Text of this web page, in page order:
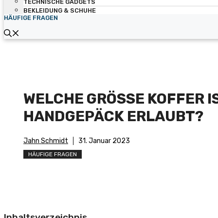
TECHNISCHE GADGETS
BEKLEIDUNG & SCHUHE
HÄUFIGE FRAGEN
WELCHE GRÖSSE KOFFER
ANDGEPÄCK ERLAUBT?
Jahn Schmidt 31. Januar 2023
HÄUFIGE FRAGEN